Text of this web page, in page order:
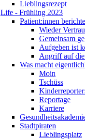
Lieblingsrezept
Life - Frühling 2023
Patient:innen
Wieder
Gemeinsam
Aufgeben ist
Angriff auf
Was macht
Moin
Tschüss
Reportage
Karriere
Stadtpiraten
Lieblingsplatz